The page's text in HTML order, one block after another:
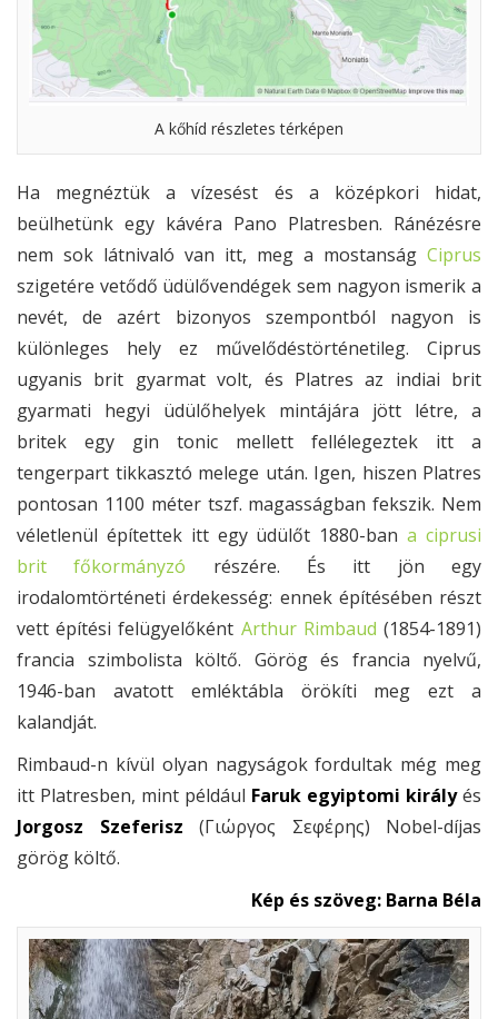
A kőhíd részletes térképen
Ha megnéztük a vízesést és a középkori hidat,
beülhetünk egy kávéra Pano Platresben. Ránézésre
nem sok látnivaló van itt, meg a mostanság Ciprus
szigetére vetődő üdülővendégek sem nagyon ismerik a
nevét, de azért bizonyos szempontból nagyon is
különleges hely ez művelődéstörténetileg. Ciprus
ugyanis brit gyarmat volt, és Platres az indiai brit
gyarmati hegyi üdülőhelyek mintájára jött létre, a
britek egy gin tonic mellett fellélegeztek itt a
tengerpart tikkasztó melege után. Igen, hiszen Platres
pontosan 1100 méter tszf. magasságban fekszik. Nem
véletlenül építettek itt egy üdülőt 1880-bana ciprusi
brit főkormányzó részére. És itt jön egy
irodalomtörténeti érdekesség: ennek építésében részt
vett építési felügyelőként Arthur Rimbaud (1854-1891)
francia szimbolista költő. Görög és francia nyelvű,
1946-ban avatott emléktábla örökíti meg ezt a
kalandját.
Rimbaud-n kívül olyan nagyságok fordultak még meg
itt Platresben, mint például Faruk egyiptomi királyés
Jorgosz Szeferisz (Γιώργος Σεφέρης) Nobel-díjas
görög költő.
Kép és szöveg: Barna Béla